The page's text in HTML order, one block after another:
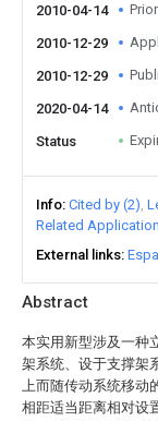
Abstract
本实用新型涉及一种
架系统、设于支撑架
上而随传动系统移动
相距适当距离相对设
2010-04-14
2010-12-29
2010-12-29
2020-04-14
Status
Info Cited by (2)
Related
External links